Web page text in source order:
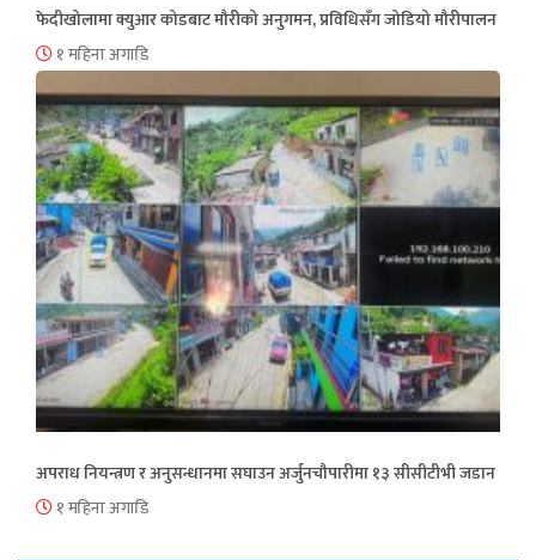
फेदीखोलामा क्युआर कोडबाट मौरीको अनुगमन, प्रविधिसँग जोडियो मौरीपालन
१ महिना अगाडि
अपराध नियन्त्रण र अनुसन्धानमा सघाउन अर्जुनचौपारीमा १३ सीसीटीभी जडान
१ महिना अगाडि